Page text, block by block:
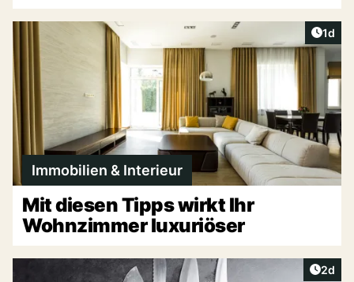
1d
Immobilien & Interieur
Mit diesen Tipps wirkt Ihr
Wohnzimmer luxuriöser
2d